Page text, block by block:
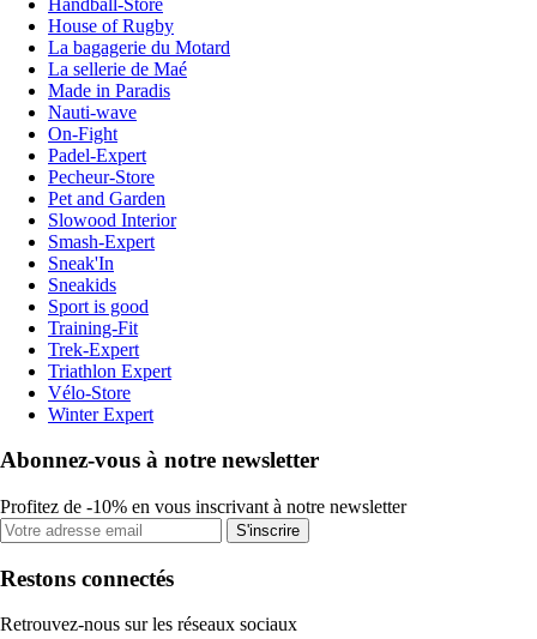
House of Rugby
La bagagerie du Motard
La sellerie de Maé
Made in Paradis
Nauti-wave
On-Fight
Padel-Expert
Pecheur-Store
Pet and Garden
Slowood Interior
Smash-Expert
Sneak'In
Sneakids
Sport is good
Training-Fit
Trek-Expert
Triathlon Expert
Vélo-Store
Winter Expert
Abonnez-vous à notre newsletter
Profitez de -10% en vous inscrivant à notre newsletter
S'inscrire
Restons connectés
Retrouvez-nous sur les réseaux sociaux